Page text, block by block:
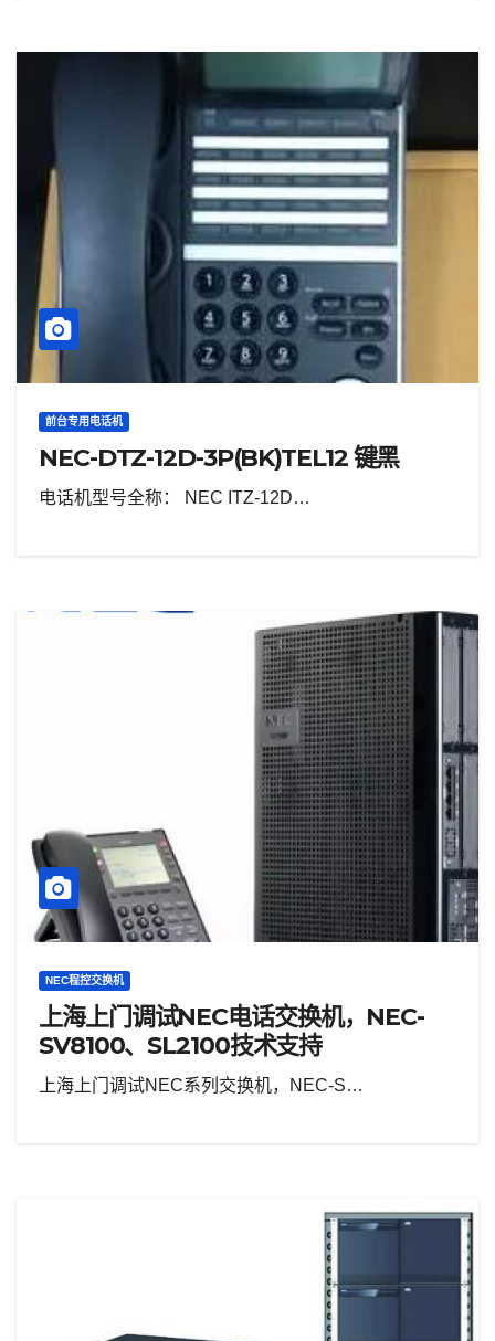
前台专用电话机
NEC-DTZ-12D-3P(BK)TEL12 键黑
电话机型号全称： NEC ITZ-12D…
NEC程控交换机
上海上门调试NEC电话交换机，NEC-
SV8100、SL2100技术支持
上海上门调试NEC系列交换机，NEC-S…